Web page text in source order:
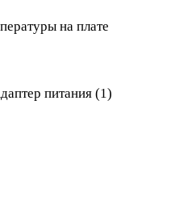
на плате
питания (1)